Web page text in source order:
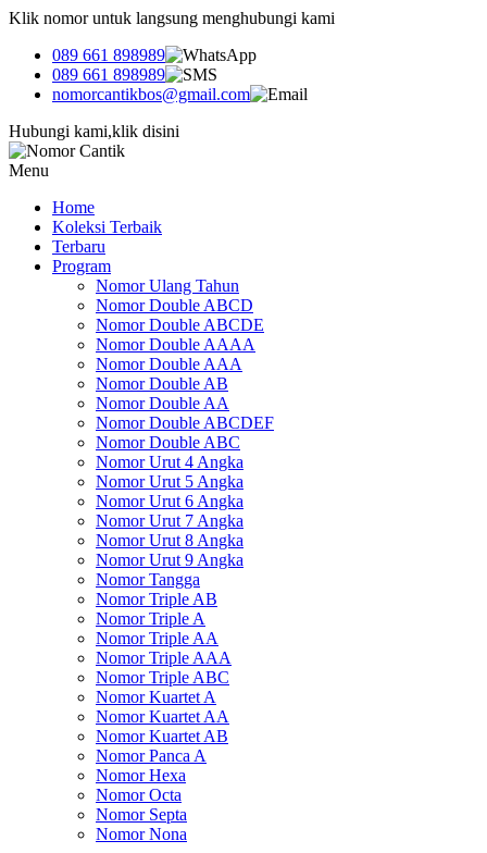
Klik nomor untuk langsung menghubungi kami
089 661 898989
089 661 898989
nomorcantikbos@gmail.com
Hubungi kami,klik disini
Menu
Home
Koleksi Terbaik
Terbaru
Program
Nomor Ulang Tahun
Nomor Double ABCD
Nomor Double ABCDE
Nomor Double AAAA
Nomor Double AAA
Nomor Double AB
Nomor Double AA
Nomor Double ABCDEF
Nomor Double ABC
Nomor Urut 4 Angka
Nomor Urut 5 Angka
Nomor Urut 6 Angka
Nomor Urut 7 Angka
Nomor Urut 8 Angka
Nomor Urut 9 Angka
Nomor Tangga
Nomor Triple AB
Nomor Triple A
Nomor Triple AA
Nomor Triple AAA
Nomor Triple ABC
Nomor Kuartet A
Nomor Kuartet AA
Nomor Kuartet AB
Nomor Panca A
Nomor Hexa
Nomor Octa
Nomor Septa
Nomor Nona